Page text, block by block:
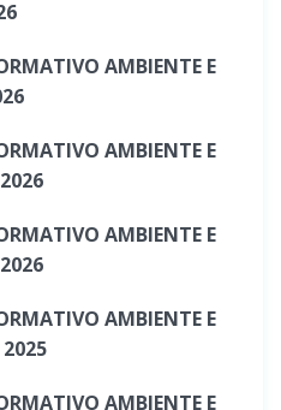
AMBIENTE E
AMBIENTE E
AMBIENTE E
AMBIENTE E
2025
AMBIENTE E